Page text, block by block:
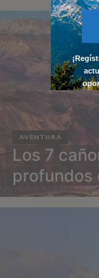
AVENTURA
Los 7
profundos